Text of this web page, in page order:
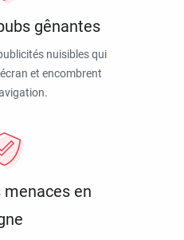
gênantes
nuisibles qui
et encombrent
menaces en